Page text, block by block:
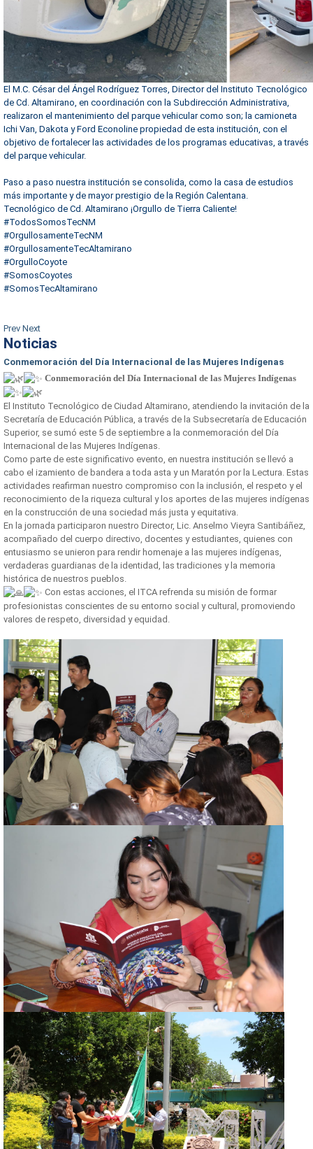
El M.C. César del Ángel Rodríguez Torres, Director del Instituto Tecnológico
de Cd. Altamirano, en coordinación con la Subdirección Administrativa,
realizaron el mantenimiento del parque vehicular como son; la camioneta
Ichi Van, Dakota y Ford Econoline propiedad de esta institución, con el
objetivo de fortalecer las actividades de los programas educativas, a través
del parque vehicular.
Paso a paso nuestra institución se consolida, como la casa de estudios
más importante y de mayor prestigio de la Región Calentana.
Tecnológico de Cd. Altamirano ¡Orgullo de Tierra Caliente!
#TodosSomosTecNM
#OrgullosamenteTecNM
#OrgullosamenteTecAltamirano
#OrgulloCoyote
#SomosCoyotes
#SomosTecAltamirano
Prev Next
Noticias
Conmemoración del Día Internacional de las Mujeres Indígenas
Conmemoración del Día Internacional de las Mujeres Indígenas
El Instituto Tecnológico de Ciudad Altamirano, atendiendo la invitación de la
Secretaría de Educación Pública, a través de la Subsecretaría de Educación
Superior, se sumó este 5 de septiembre a la conmemoración del Día
Internacional de las Mujeres Indígenas.
Como parte de este significativo evento, en nuestra institución se llevó a
cabo el izamiento de bandera a toda asta y un Maratón por la Lectura. Estas
actividades reafirman nuestro compromiso con la inclusión, el respeto y el
reconocimiento de la riqueza cultural y los aportes de las mujeres indígenas
en la construcción de una sociedad más justa y equitativa.
En la jornada participaron nuestro Director, Lic. Anselmo Vieyra Santibáñez,
acompañado del cuerpo directivo, docentes y estudiantes, quienes con
entusiasmo se unieron para rendir homenaje a las mujeres indígenas,
verdaderas guardianas de la identidad, las tradiciones y la memoria
histórica de nuestros pueblos.
Con estas acciones, el ITCA refrenda su misión de formar
profesionistas conscientes de su entorno social y cultural, promoviendo
valores de respeto, diversidad y equidad.